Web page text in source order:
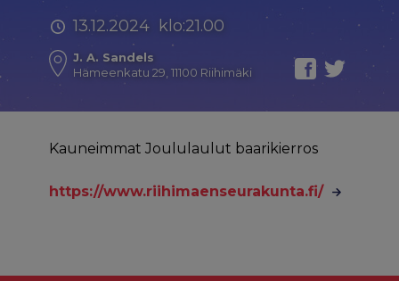
13.12.2024 klo:21.00
J. A. Sandels
Hämeenkatu 29, 11100 Riihimäki
Kauneimmat Joululaulut baarikierros
https://www.riihimaenseurakunta.fi/